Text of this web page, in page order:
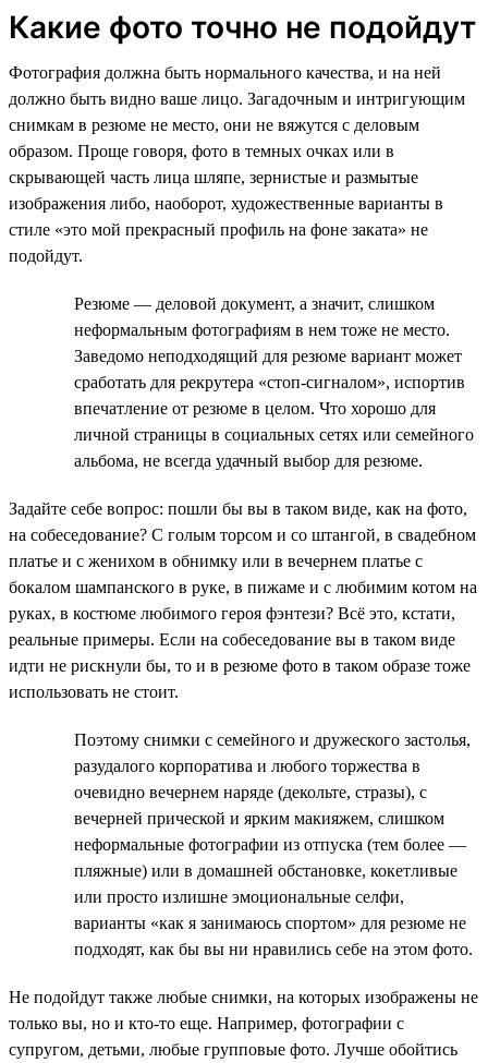
Какие фото точно не подойдут
Фотография должна быть нормального качества, и на ней
должно быть видно ваше лицо. Загадочным и интригующим
снимкам в резюме не место, они не вяжутся с деловым
образом. Проще говоря, фото в темных очках или в
скрывающей часть лица шляпе, зернистые и размытые
изображения либо, наоборот, художественные варианты в
стиле «это мой прекрасный профиль на фоне заката» не
подойдут.
Резюме — деловой документ, а значит, слишком
неформальным фотографиям в нем тоже не место.
Заведомо неподходящий для резюме вариант может
сработать для рекрутера «стоп-сигналом», испортив
впечатление от резюме в целом. Что хорошо для
личной страницы в социальных сетях или семейного
альбома, не всегда удачный выбор для резюме.
Задайте себе вопрос: пошли бы вы в таком виде, как на фото,
на собеседование? С голым торсом и со штангой, в свадебном
платье и с женихом в обнимку или в вечернем платье с
бокалом шампанского в руке, в пижаме и с любимим котом на
руках, в костюме любимого героя фэнтези? Всё это, кстати,
реальные примеры. Если на собеседование вы в таком виде
идти не рискнули бы, то и в резюме фото в таком образе тоже
использовать не стоит.
Поэтому снимки с семейного и дружеского застолья,
разудалого корпоратива и любого торжества в
очевидно вечернем наряде (декольте, стразы), с
вечерней прической и ярким макияжем, слишком
неформальные фотографии из отпуска (тем более —
пляжные) или в домашней обстановке, кокетливые
или просто излишне эмоциональные селфи,
варианты «как я занимаюсь спортом» для резюме не
подходят, как бы вы ни нравились себе на этом фото.
Не подойдут также любые снимки, на которых изображены не
только вы, но и кто-то еще. Например, фотографии с
супругом, детьми, любые групповые фото. Лучше обойтись